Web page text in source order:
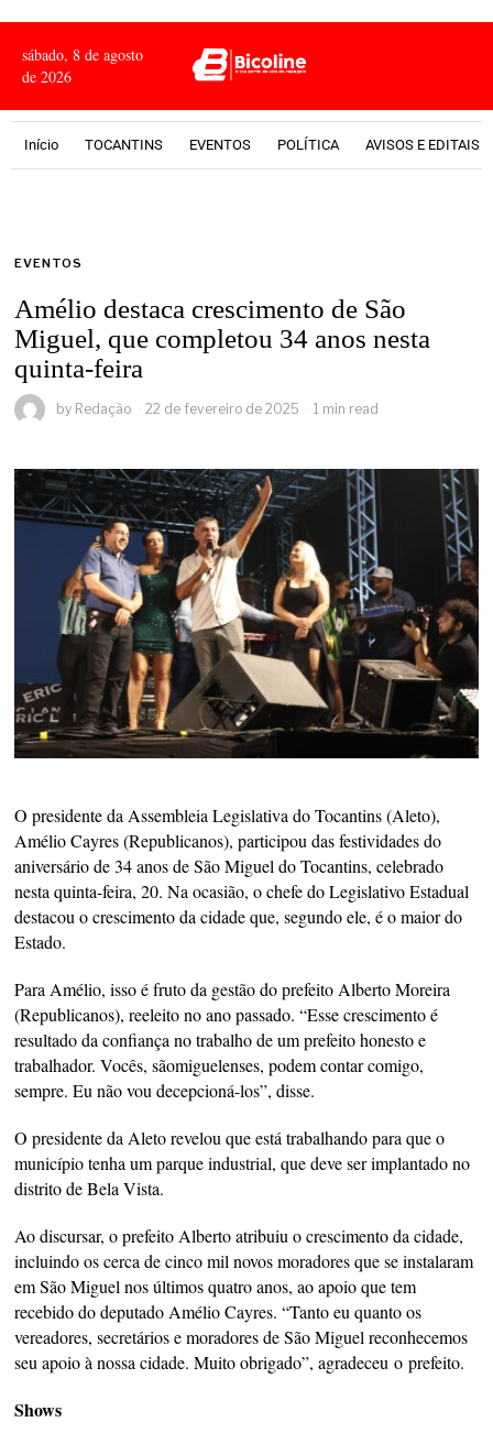
sábado, 8 de agosto
de 2026
Início TOCANTINS EVENTOS POLÍTICA AVISOS E EDITAIS
EVENTOS
Amélio destaca crescimento de São
Miguel, que completou 34 anos nesta
quinta-feira
by Redação 22 de fevereiro de 2025 1 min read
O presidente da Assembleia Legislativa do Tocantins (Aleto),
Amélio Cayres (Republicanos), participou das festividades do
aniversário de 34 anos de São Miguel do Tocantins, celebrado
nesta quinta-feira, 20. Na ocasião, o chefe do Legislativo Estadual
destacou o crescimento da cidade que, segundo ele, é o maior do
Estado.
Para Amélio, isso é fruto da gestão do prefeito Alberto Moreira
(Republicanos), reeleito no ano passado. “Esse crescimento é
resultado da confiança no trabalho de um prefeito honesto e
trabalhador. Vocês, sãomiguelenses, podem contar comigo,
sempre. Eu não vou decepcioná-los”, disse.
O presidente da Aleto revelou que está trabalhando para que o
município tenha um parque industrial, que deve ser implantado no
distrito de Bela Vista.
Ao discursar, o prefeito Alberto atribuiu o crescimento da cidade,
incluindo os cerca de cinco mil novos moradores que se instalaram
em São Miguel nos últimos quatro anos, ao apoio que tem
recebido do deputado Amélio Cayres. “Tanto eu quanto os
vereadores, secretários e moradores de São Miguel reconhecemos
seu apoio à nossa cidade. Muito obrigado”, agradeceu o prefeito.
Shows